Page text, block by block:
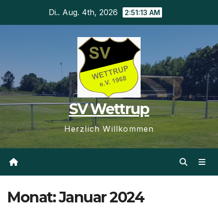
Di.. Aug. 4th, 2026 2:51:14 AM
SV Wettrup
Herzlich Willkommen
Monat:Januar 2024